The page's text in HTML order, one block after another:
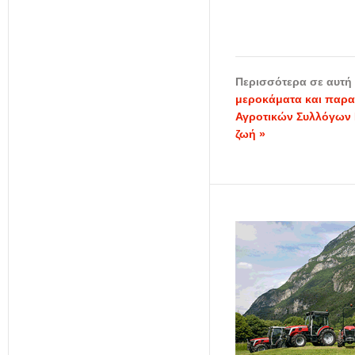
Περισσότερα σε αυτή
μεροκάματα και
Αγροτικών Συλλόγων
ζωή »